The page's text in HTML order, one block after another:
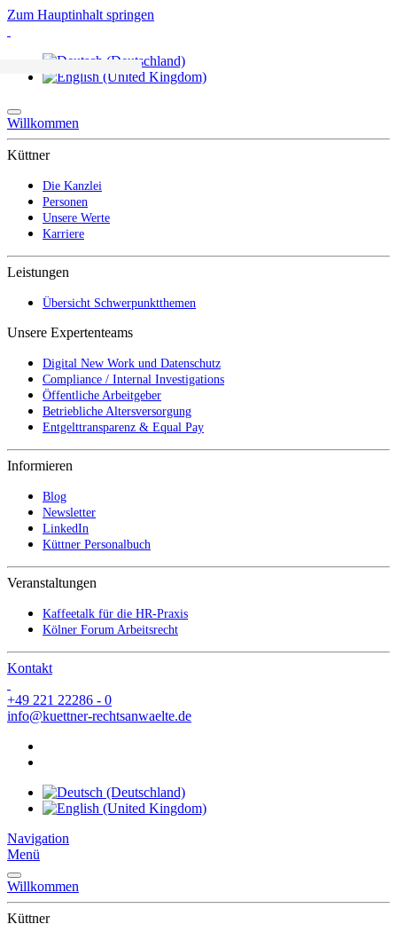
Zum Hauptinhalt springen
Willkommen
Küttner
Die Kanzlei
Personen
Unsere Werte
Karriere
Leistungen
Übersicht Schwerpunktthemen
Unsere Expertenteams
Digital New Work und Datenschutz
Compliance / Internal Investigations
Öffentliche Arbeitgeber
Betriebliche Altersversorgung
Entgelttransparenz & Equal Pay
Informieren
Blog
Newsletter
LinkedIn
Küttner Personalbuch
Veranstaltungen
Kaffeetalk für die HR-Praxis
Kölner Forum Arbeitsrecht
Kontakt
+49 221 22286 - 0
info@kuettner-rechtsanwaelte.de
Navigation
Menü
Willkommen
Küttner